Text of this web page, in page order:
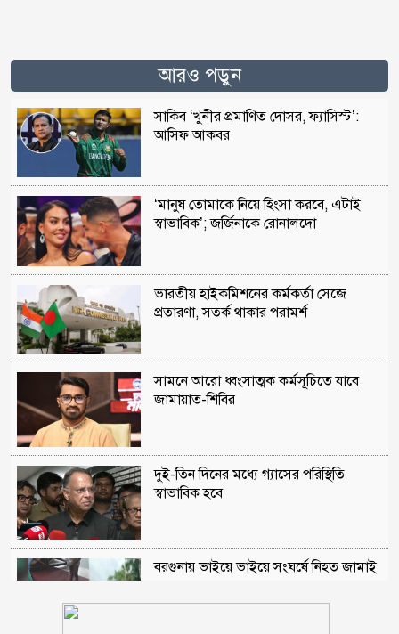
আরও পড়ুন
সাকিব ‘খুনীর প্রমাণিত দোসর, ফ্যাসিস্ট’:
আসিফ আকবর
‘মানুষ তোমাকে নিয়ে হিংসা করবে, এটাই
স্বাভাবিক’; জর্জিনাকে রোনালদো
ভারতীয় হাইকমিশনের কর্মকর্তা সেজে
প্রতারণা, সতর্ক থাকার পরামর্শ
সামনে আরো ধ্বংসাত্মক কর্মসূচিতে যাবে
জামায়াত-শিবির
দুই-তিন দিনের মধ্যে গ্যাসের পরিস্থিতি
স্বাভাবিক হবে
বরগুনায় ভাইয়ে ভাইয়ে সংঘর্ষে নিহত জামাই